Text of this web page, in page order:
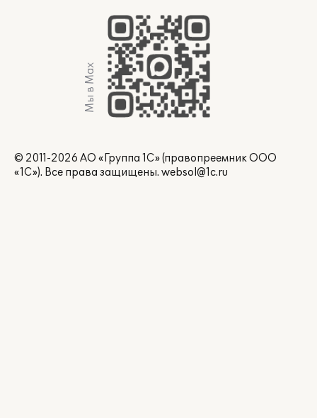
Мы в Max
© 2011-2026 АО «Группа 1С» (правопреемник ООО
«1С»). Все права защищены. websol@1c.ru